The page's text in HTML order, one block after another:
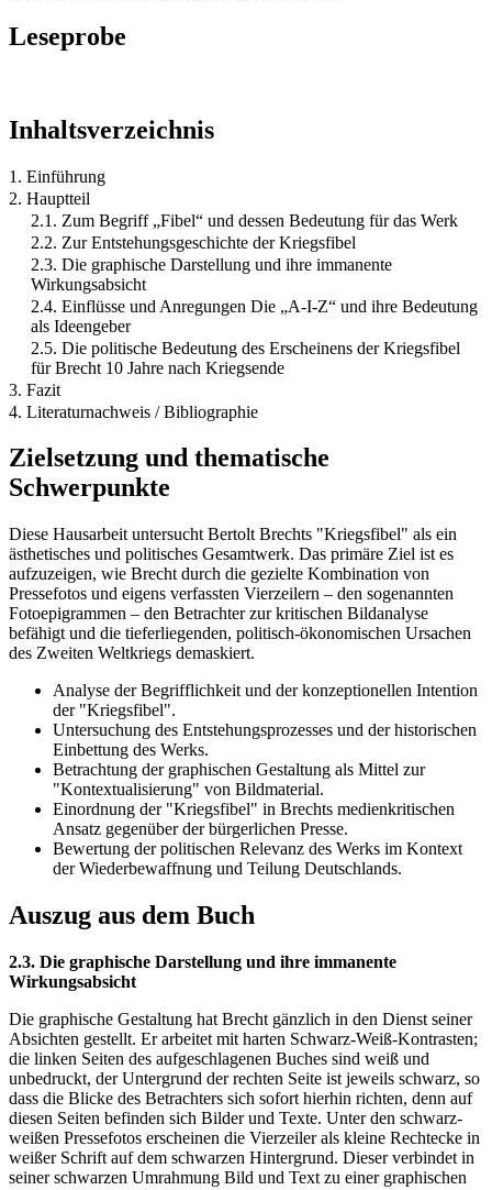
Leseprobe
Inhaltsverzeichnis
1. Einführung
2. Hauptteil
2.1. Zum Begriff „Fibel“ und dessen Bedeutung für das Werk
2.2. Zur Entstehungsgeschichte der Kriegsfibel
2.3. Die graphische Darstellung und ihre immanente
Wirkungsabsicht
2.4. Einflüsse und Anregungen Die „A-I-Z“ und ihre Bedeutung
als Ideengeber
2.5. Die politische Bedeutung des Erscheinens der Kriegsfibel
für Brecht 10 Jahre nach Kriegsende
3. Fazit
4. Literaturnachweis / Bibliographie
Zielsetzung und thematische
Schwerpunkte
Diese Hausarbeit untersucht Bertolt Brechts "Kriegsfibel" als ein
ästhetisches und politisches Gesamtwerk. Das primäre Ziel ist es
aufzuzeigen, wie Brecht durch die gezielte Kombination von
Pressefotos und eigens verfassten Vierzeilern – den sogenannten
Fotoepigrammen – den Betrachter zur kritischen Bildanalyse
befähigt und die tieferliegenden, politisch-ökonomischen Ursachen
des Zweiten Weltkriegs demaskiert.
Analyse der Begrifflichkeit und der konzeptionellen Intention
der "Kriegsfibel".
Untersuchung des Entstehungsprozesses und der historischen
Einbettung des Werks.
Betrachtung der graphischen Gestaltung als Mittel zur
"Kontextualisierung" von Bildmaterial.
Einordnung der "Kriegsfibel" in Brechts medienkritischen
Ansatz gegenüber der bürgerlichen Presse.
Bewertung der politischen Relevanz des Werks im Kontext
der Wiederbewaffnung und Teilung Deutschlands.
Auszug aus dem Buch
2.3. Die graphische Darstellung und ihre immanente
Wirkungsabsicht
Die graphische Gestaltung hat Brecht gänzlich in den Dienst seiner
Absichten gestellt. Er arbeitet mit harten Schwarz-Weiß-Kontrasten;
die linken Seiten des aufgeschlagenen Buches sind weiß und
unbedruckt, der Untergrund der rechten Seite ist jeweils schwarz, so
dass die Blicke des Betrachters sich sofort hierhin richten, denn auf
diesen Seiten befinden sich Bilder und Texte. Unter den schwarz-
weißen Pressefotos erscheinen die Vierzeiler als kleine Rechtecke in
weißer Schrift auf dem schwarzen Hintergrund. Dieser verbindet in
seiner schwarzen Umrahmung Bild und Text zu einer graphischen